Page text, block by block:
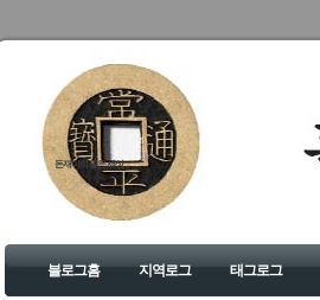
돈재미의 좋은 세상
블로그홈 지역로그 태그로그